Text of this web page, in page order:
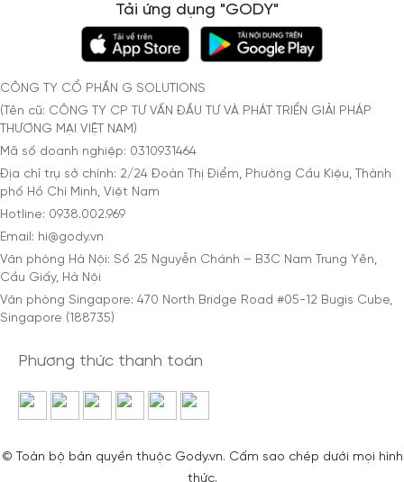
Tải ứng dụng "GODY"
CÔNG TY CỔ PHẦN G SOLUTIONS
(Tên cũ: CÔNG TY CP TƯ VẤN ĐẦU TƯ VÀ PHÁT TRIỂN GIẢI PHÁP
THƯƠNG MẠI VIỆT NAM)
Mã số doanh nghiệp: 0310931464
Địa chỉ trụ sở chính: 2/24 Đoàn Thị Điểm, Phường Cầu Kiệu, Thành
phố Hồ Chí Minh, Việt Nam
Hotline: 0938.002.969
Email: hi@gody.vn
Văn phòng Hà Nội: Số 25 Nguyễn Chánh – B3C Nam Trung Yên,
Cầu Giấy, Hà Nội
Văn phòng Singapore: 470 North Bridge Road #05-12 Bugis Cube,
Singapore (188735)
Phương thức thanh toán
© Toàn bộ bản quyền thuộc Gody.vn. Cấm sao chép dưới mọi hình
thức.